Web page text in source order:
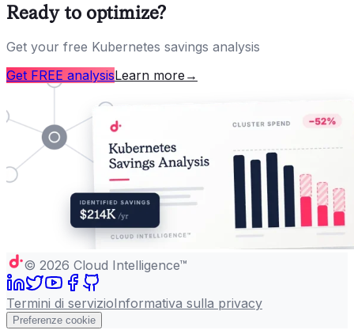
Ready to optimize?
Get your free Kubernetes savings analysis
Get FREE analysisLearn more →
© 2026 Cloud Intelligence™
Termini di servizioInformativa sulla privacy
Preferenze cookie